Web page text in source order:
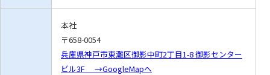
本社
〒658-0054
兵庫県神戸市東灘区御影中町2丁目1-8 御影センター
ビル3F →GoogleMapへ